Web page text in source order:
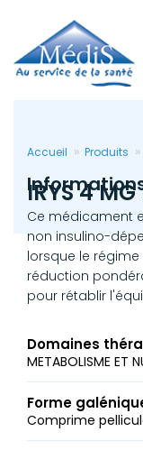
contenu
principal
Accueil Produits
IRYS 4
Ce médicament
non insulino-
lorsque le
réduction
pour rétablir
Domaines
METABOLISME ET
Forme
Comprime